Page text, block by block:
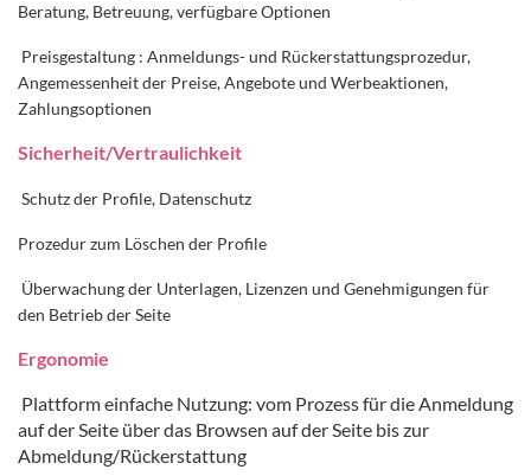
Beratung, Betreuung, verfügbare Optionen
Preisgestaltung : Anmeldungs- und Rückerstattungsprozedur,
Angemessenheit der Preise, Angebote und Werbeaktionen,
Zahlungsoptionen
Sicherheit/Vertraulichkeit
Schutz der Profile, Datenschutz
Prozedur zum Löschen der Profile
Überwachung der Unterlagen, Lizenzen und Genehmigungen für
den Betrieb der Seite
Ergonomie
Plattform einfache Nutzung: vom Prozess für die Anmeldung
auf der Seite über das Browsen auf der Seite bis zur
Abmeldung/Rückerstattung